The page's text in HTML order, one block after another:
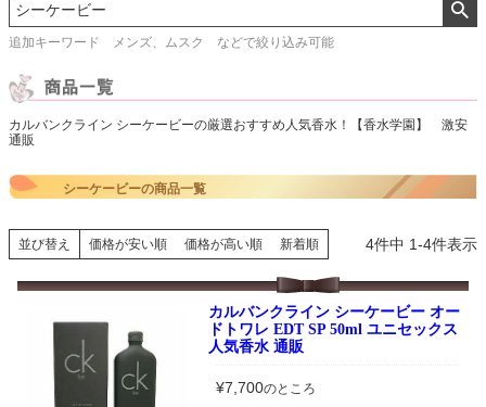
追加キーワード メンズ、ムスク などで絞り込み可能
カルバンクライン シーケービーの厳選おすすめ人気香水！【香水学園】 激安
通販
シーケービーの商品一覧
並び替え 価格が安い順 価格が高い順 新着順 4件中 1-4件表示
カルバンクライン シーケービー オー
ドトワレ EDT SP 50ml ユニセックス
人気香水 通販
¥7,700のところ